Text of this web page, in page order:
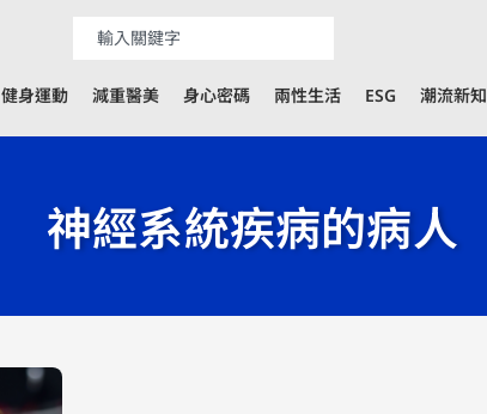
健身運動 減重醫美 身心密碼 兩性生活 ESG 潮流新知
神經系統疾病的病人